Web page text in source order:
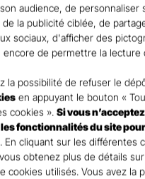
DEMANDE DE
minutes pour remplir ce
sélectionnée vous
finaliser l’étude précise de
audience, de personnaliser
de la publicité ciblée, de
sociaux, d'afficher des
encore de permettre la lecture
la possibilité de refuser le
en appuyant le bouton «
cookies ».Si vous
fonctionnalités du site
. En cliquant sur les différentes
obtenez plus de détails
cookies utilisés. Vous avez la